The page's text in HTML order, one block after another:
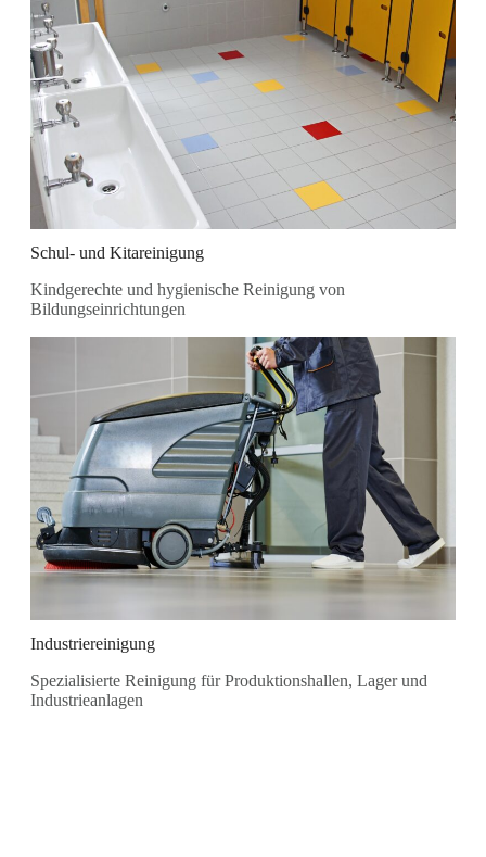
Schul- und Kitareinigung
Kindgerechte und hygienische Reinigung von
Bildungseinrichtungen
Industriereinigung
Spezialisierte Reinigung für Produktionshallen, Lager und
Industrieanlagen